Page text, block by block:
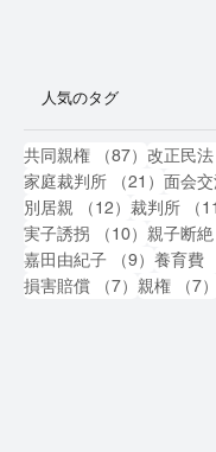
人気のタグ
共同親権 （87） 87件の
改正民法
家庭裁判所
（21） 21件
面会
別居親
（12） 12件の記事
裁判所 （
実子誘拐
（10） 10件の
親子断絶
嘉田由紀子
（9） 9件の記
養育費
損害賠償
（7） 7件の記事
親権 （7）